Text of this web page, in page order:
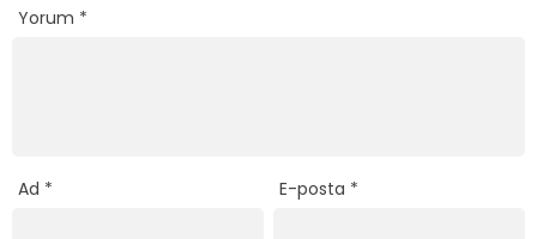
Yorum *
Ad * E-posta *